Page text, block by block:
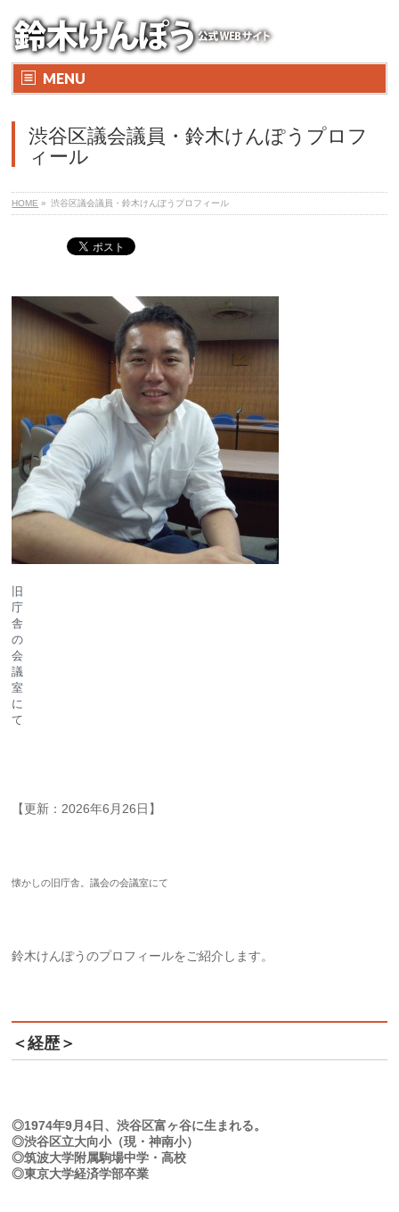
MENU
渋谷区議会議員・鈴木けんぽうプロフ
ィール
HOME » 渋谷区議会議員・鈴木けんぽうプロフィール
旧
庁
舎
の
会
議
室
に
て
【更新：2026年6月26日】
懐かしの旧庁舎。議会の会議室にて
鈴木けんぽうのプロフィールをご紹介します。
＜経歴＞
◎1974年9月4日、渋谷区富ヶ谷に生まれる。
◎渋谷区立大向小（現・神南小）
◎筑波大学附属駒場中学・高校
◎東京大学経済学部卒業